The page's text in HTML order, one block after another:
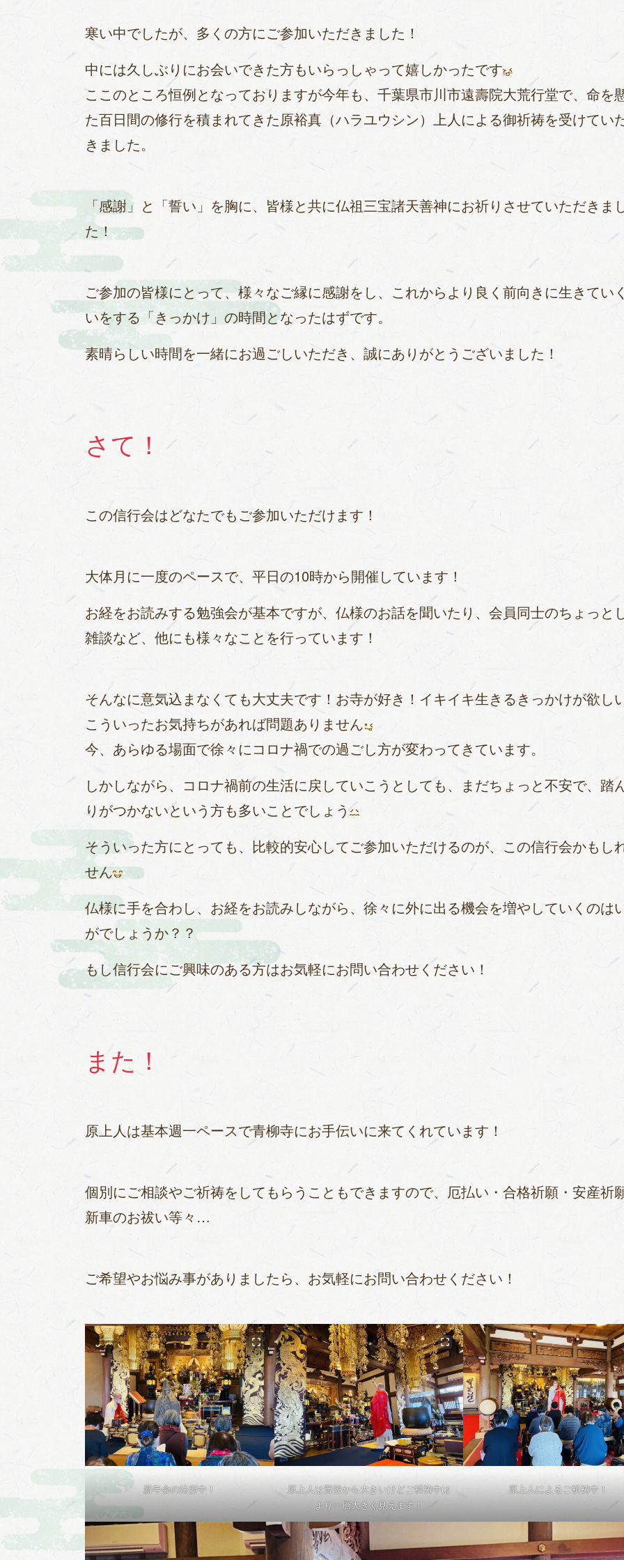
寒い中でしたが、多くの方にご参加いただきました！
中には久しぶりにお会いできた方もいらっしゃって嬉しかったです
ここのところ恒例となっておりますが今年も、千葉県市川市遠壽院大荒行堂で、命を
た百日間の修行を積まれてきた原裕真（ハラユウシン）上人による御祈祷を受けてい
きました。
「感謝」と「誓い」を胸に、皆様と共に仏祖三宝諸天善神にお祈りさせていただきま
た！
ご参加の皆様にとって、様々なご縁に感謝をし、これからより良く前向きに生きてい
いをする「きっかけ」の時間となったはずです。
素晴らしい時間を一緒にお過ごしいただき、誠にありがとうございました！
さて！
この信行会はどなたでもご参加いただけます！
大体月に一度のペースで、平日の10時から開催しています！
お経をお読みする勉強会が基本ですが、仏様のお話を聞いたり、会員同士のちょっと
雑談など、他にも様々なことを行っています！
そんなに意気込まなくても大丈夫です！お寺が好き！イキイキ生きるきっかけが欲し
こういったお気持ちがあれば問題ありません
今、あらゆる場面で徐々にコロナ禍での過ごし方が変わってきています。
しかしながら、コロナ禍前の生活に戻していこうとしても、まだちょっと不安で、踏
りがつかないという方も多いことでしょう
そういった方にとっても、比較的安心してご参加いただけるのが、この信行会かもし
せん
仏様に手を合わし、お経をお読みしながら、徐々に外に出る機会を増やしていくのは
がでしょうか？？
もし信行会にご興味のある方はお気軽にお問い合わせください！
また！
原上人は基本週一ペースで青柳寺にお手伝いに来てくれています！
個別にご相談やご祈祷をしてもらうこともできますので、厄払い・合格祈願・安産祈
新車のお祓い等々…
ご希望やお悩み事がありましたら、お気軽にお問い合わせください！
新年会の法要中！
原上人は普段から大きいけどご祈祷中は
より一層大きく見えます！
原上人によるご祈祷中！